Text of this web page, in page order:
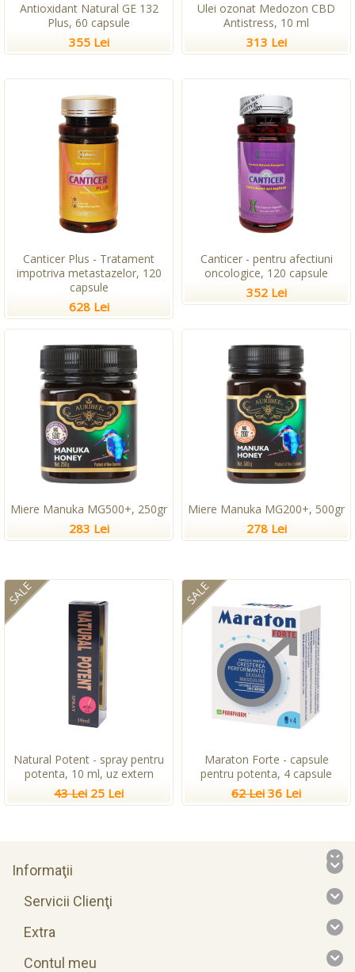
Antioxidant Natural GE 132
Plus, 60 capsule
355 Lei
Ulei ozonat Medozon CBD
Antistress, 10 ml
313 Lei
Canticer Plus - Tratament
impotriva metastazelor, 120
capsule
628 Lei
Canticer - pentru afectiuni
oncologice, 120 capsule
352 Lei
Miere Manuka MG500+, 250gr
283 Lei
Miere Manuka MG200+, 500gr
278 Lei
SALE
Natural Potent - spray pentru
potenta, 10 ml, uz extern
43 Lei 25 Lei
SALE
Maraton Forte - capsule
pentru potenta, 4 capsule
62 Lei 36 Lei
Informaţii
Servicii Clienţi
Extra
Contul meu